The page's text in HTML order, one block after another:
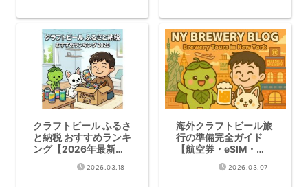
クラフトビール ふるさ
と納税 おすすめランキ
ング【2026年最新
版】よなよなエール・
飲み比べ・定期便を徹
2026.03.18
海外クラフトビール旅
行の準備完全ガイド
【航空券・eSIM・
VPN・ツアーまとめ】
2026.03.07